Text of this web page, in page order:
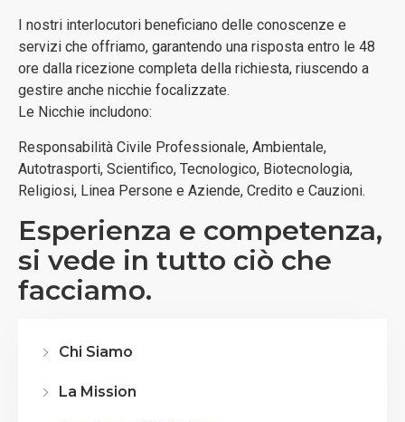
I nostri interlocutori beneficiano delle conoscenze e
servizi che offriamo, garantendo una risposta entro le 48
ore dalla ricezione completa della richiesta, riuscendo a
gestire anche nicchie focalizzate.
Le Nicchie includono:
Responsabilità Civile Professionale, Ambientale,
Autotrasporti, Scientifico, Tecnologico, Biotecnologia,
Religiosi, Linea Persone e Aziende, Credito e Cauzioni.
Esperienza e competenza,
si vede in tutto ciò che
facciamo.
Chi Siamo
La Mission